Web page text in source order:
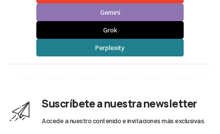
Gemini
Grok
Perplexity
Suscríbete a nuestra newsletter
Accede a nuestro contenido e invitaciones más exclusivas.